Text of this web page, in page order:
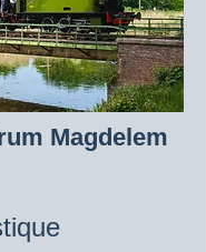
Magdelem